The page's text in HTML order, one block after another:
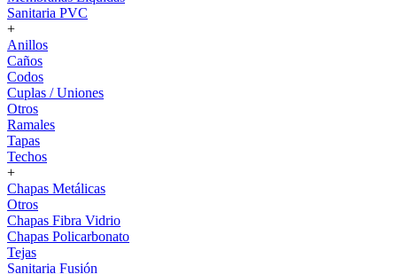
Sanitaria PVC
+
Anillos
Caños
Codos
Cuplas / Uniones
Otros
Ramales
Tapas
Techos
+
Chapas Metálicas
Otros
Chapas Fibra Vidrio
Chapas Policarbonato
Tejas
Sanitaria Fusión